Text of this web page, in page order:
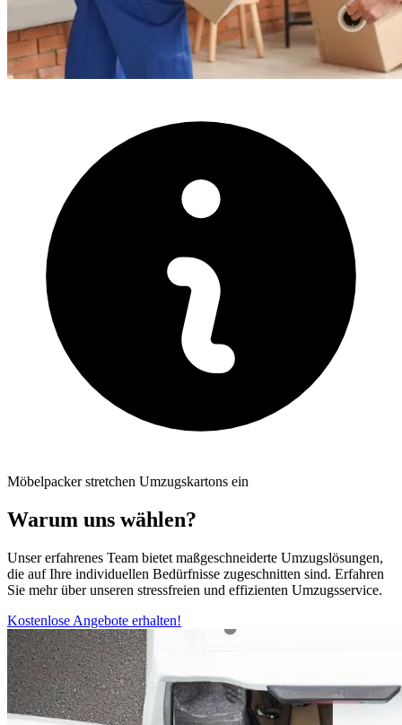
Möbelpacker stretchen Umzugskartons ein
Warum uns wählen?
Unser erfahrenes Team bietet maßgeschneiderte Umzugslösungen,
die auf Ihre individuellen Bedürfnisse zugeschnitten sind. Erfahren
Sie mehr über unseren stressfreien und effizienten Umzugsservice.
Kostenlose Angebote erhalten!